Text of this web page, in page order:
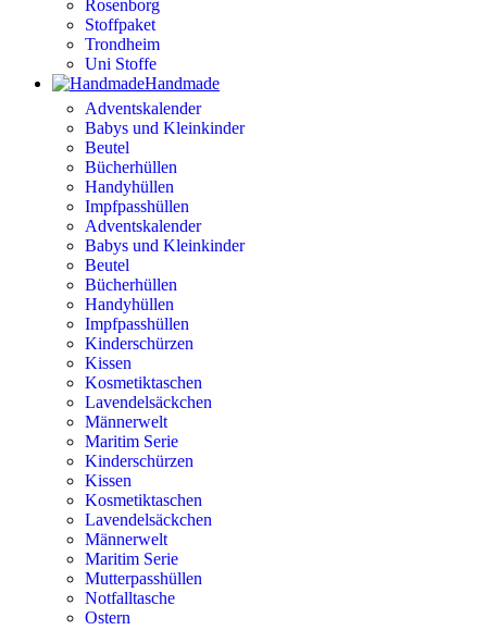
Rosenborg
Stoffpaket
Trondheim
Uni Stoffe
Handmade
Adventskalender
Babys und Kleinkinder
Beutel
Bücherhüllen
Handyhüllen
Impfpasshüllen
Adventskalender
Babys und Kleinkinder
Beutel
Bücherhüllen
Handyhüllen
Impfpasshüllen
Kinderschürzen
Kissen
Kosmetiktaschen
Lavendelsäckchen
Männerwelt
Maritim Serie
Kinderschürzen
Kissen
Kosmetiktaschen
Lavendelsäckchen
Männerwelt
Maritim Serie
Mutterpasshüllen
Notfalltasche
Ostern